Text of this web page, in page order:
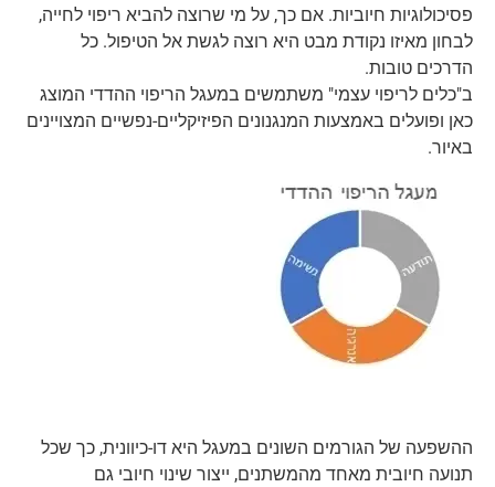
פסיכולוגיות חיוביות. אם כך, על מי שרוצה להביא ריפוי לחייה,
לבחון מאיזו נקודת מבט היא רוצה לגשת אל הטיפול. כל
הדרכים טובות.
ב"כלים לריפוי עצמי" משתמשים במעגל הריפוי ההדדי המוצג
כאן ופועלים באמצעות המנגנונים הפיזיקליים-נפשיים המצויינים
באיור.
ההשפעה של הגורמים השונים במעגל היא דו-כיוונית, כך שכל
תנועה חיובית מאחד מהמשתנים, ייצור שינוי חיובי גם